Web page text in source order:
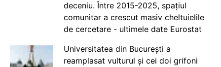
deceniu. Între 2015-2025, spațiul
comunitar a crescut masiv cheltuielile
de cercetare - ultimele date Eurostat
Universitatea din București a
reamplasat vulturul și cei doi grifoni